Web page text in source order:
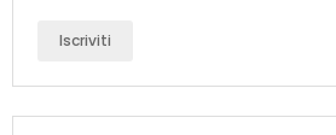
Iscriviti